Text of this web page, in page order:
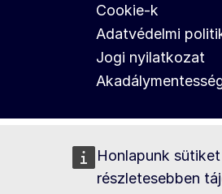
Honlapunk
részletesebben
Cookie-k
Adatvédelmi
Jogi nyilatkozat